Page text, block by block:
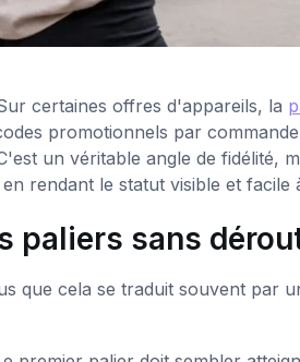
certaines offres d'appareils, la
promotionnels par
un véritable angle de fidélité,
rendant le statut visible et facile
paliers sans
que cela se traduit souvent par